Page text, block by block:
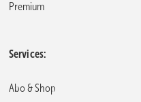
Premium
Services
Abo & Shop